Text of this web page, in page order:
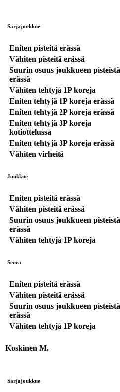
Sarjajoukkue
Eniten pisteitä erässä
Vähiten pisteitä erässä
Suurin osuus joukkueen pisteistä
erässä
Vähiten tehtyjä 1P koreja
Eniten tehtyjä 1P koreja erässä
Eniten tehtyjä 2P koreja erässä
Eniten tehtyjä 3P koreja
kotiottelussa
Eniten tehtyjä 3P koreja erässä
Vähiten virheitä
Joukkue
Eniten pisteitä erässä
Vähiten pisteitä erässä
Suurin osuus joukkueen pisteistä
erässä
Vähiten tehtyjä 1P koreja
Seura
Eniten pisteitä erässä
Vähiten pisteitä erässä
Suurin osuus joukkueen pisteistä
erässä
Vähiten tehtyjä 1P koreja
Koskinen M.
Sarjajoukkue